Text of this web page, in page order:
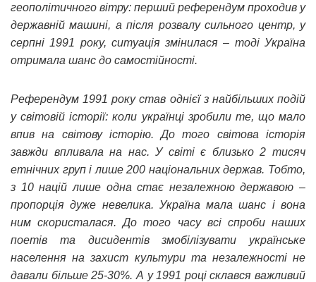
геополітичного вітру: перший референдум проходив у
державній машині, а після розвалу сильного центр, у
серпні 1991 року, ситуація змінилася – тоді Україна
отримала шанс до самостійності.
Референдум 1991 року став однієї з найбільших подій
у світовій історії: коли українці зробили те, що мало
впив на світову історію. До того світова історія
завжди впливала на нас. У світі є близько 2 тисяч
етнічних груп і лише 200 національних держав. Тобто,
з 10 націй лише одна стає незалежною державою –
пропорція дуже невелика. Україна мала шанс і вона
ним скористалася. До того часу всі спроби наших
поетів та дисидентів змобілізувати українське
населення на захист культури та незалежності не
давали більше 25-30%. А у 1991 році склався важливий